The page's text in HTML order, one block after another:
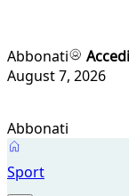
Abbonati
Accedi
August 7, 2026
Abbonati
Sport